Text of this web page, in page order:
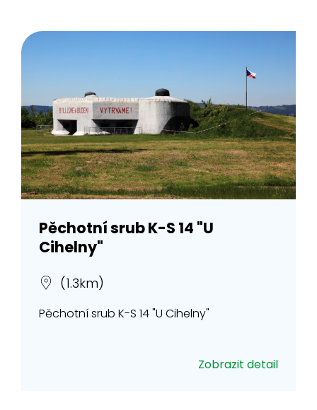
Pěchotní srub K-S 14 "U
Cihelny"
(1.3km)
Pěchotní srub K-S 14 "U Cihelny"
Zobrazit detail